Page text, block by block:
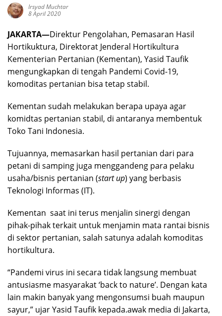
Irsyad Muchtar
8 April 2020
JAKARTA—Direktur Pengolahan, Pemasaran Hasil
Hortikuktura, Direktorat Jenderal Hortikultura
Kementerian Pertanian (Kementan), Yasid Taufik
mengungkapkan di tengah Pandemi Covid-19,
komoditas pertanian bisa tetap stabil.
Kementan sudah melakukan berapa upaya agar
komidtas pertanian stabil, di antaranya membentuk
Toko Tani Indonesia.
Tujuannya, memasarkan hasil pertanian dari para
petani di samping juga menggandeng para pelaku
usaha/bisnis pertanian (start up) yang berbasis
Teknologi Informas (IT).
Kementan saat ini terus menjalin sinergi dengan
pihak-pihak terkait untuk menjamin mata rantai bisnis
di sektor pertanian, salah satunya adalah komoditas
hortikultura.
“Pandemi virus ini secara tidak langsung membuat
antusiasme masyarakat ‘back to nature’. Dengan kata
lain makin banyak yang mengonsumsi buah maupun
sayur,” ujar Yasid Taufik kepada.awak media di Jakarta,